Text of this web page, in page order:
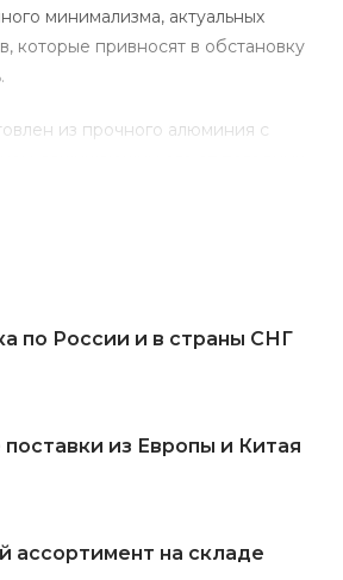
минимализма, актуальных
которые привносят в обстановку
из прочного алюминия с
цвете.
по России и в страны СНГ
из Европы и Китая
ассортимент на складе